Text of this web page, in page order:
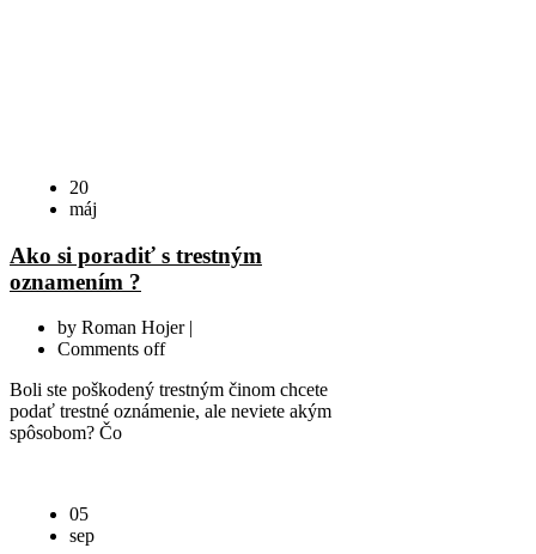
20
máj
Ako si poradiť s trestným
oznamením ?
by Roman Hojer |
Comments off
Boli ste poškodený trestným činom chcete
podať trestné oznámenie, ale neviete akým
spôsobom? Čo
05
sep